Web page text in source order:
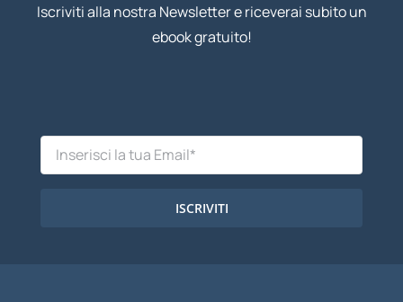
Iscriviti alla nostra Newsletter e riceverai subito un
ebook gratuito!
ISCRIVITI